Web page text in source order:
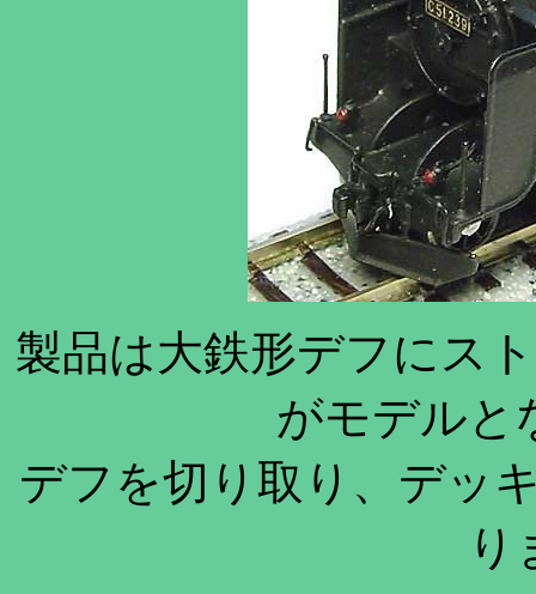
製品は大鉄形デフにス
がモデルと
デフを切り取り、デッ
り